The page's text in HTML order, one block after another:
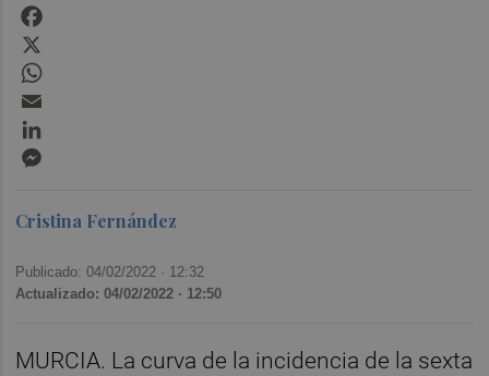
Cristina Fernández
Publicado: 04/02/2022 · 12:32
Actualizado: 04/02/2022 · 12:50
MURCIA. La curva de la incidencia de la sexta